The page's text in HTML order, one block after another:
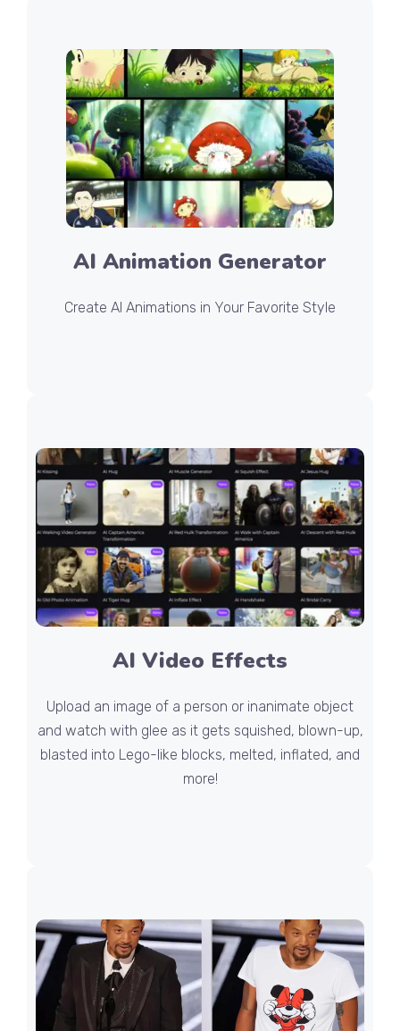
AI Animation Generator
Create AI Animations in Your Favorite Style
AI Video Effects
Upload an image of a person or inanimate object
and watch with glee as it gets squished, blown-up,
blasted into Lego-like blocks, melted, inflated, and
more!